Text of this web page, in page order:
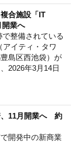
合施設「IT
業へ
整備されている
イティ・タワ
島区西池袋）が
2026年3月14日
、11月開業へ 約
開発中の新商業